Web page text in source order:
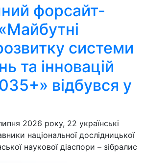
форсайт-
системи
та інновацій
відбувся у
2026 року, 22 українські
національної дослідницької
наукової діаспори – зібралис